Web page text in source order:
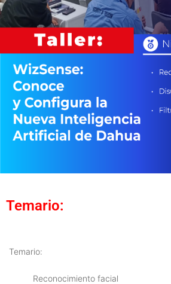
Temario:
Temario:
Reconocimiento facial